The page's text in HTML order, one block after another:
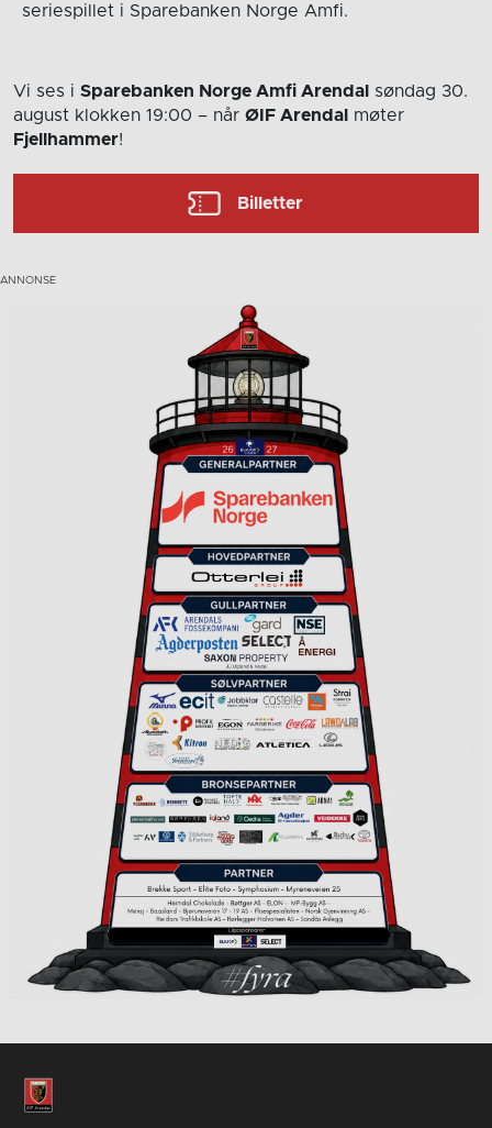
seriespillet i Sparebanken Norge Amfi.
Vi ses i Sparebanken Norge Amfi Arendal
søndag 30.
august klokken 19:00 – når ØIF Arendal
møter
Fjellhammer!
Billetter